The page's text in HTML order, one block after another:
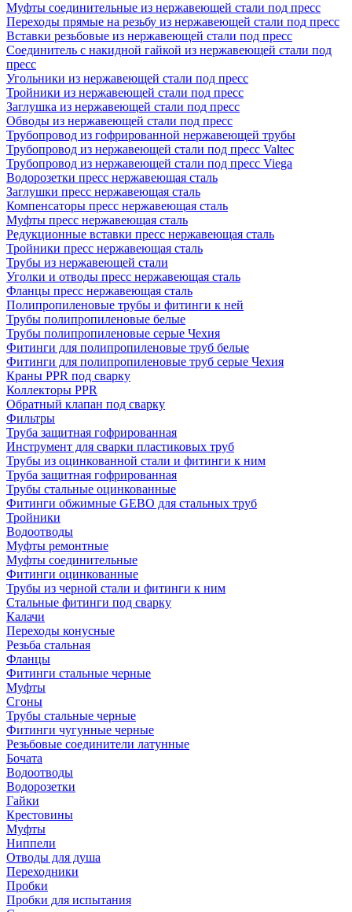
Муфты соединительные из нержавеющей стали под пресс
Переходы прямые на резьбу из нержавеющей стали под пресс
Вставки резьбовые из нержавеющей стали под пресс
Соединитель с накидной гайкой из нержавеющей стали под
пресс
Угольники из нержавеющей стали под пресс
Тройники из нержавеющей стали под пресс
Заглушка из нержавеющей стали под пресс
Обводы из нержавеющей стали под пресс
Трубопровод из гофрированной нержавеющей трубы
Трубопровод из нержавеющей стали под пресс Valtec
Трубопровод из нержавеющей стали под пресс Viega
Водорозетки пресс нержавеющая сталь
Заглушки пресс нержавеющая сталь
Компенсаторы пресс нержавеющая сталь
Муфты пресс нержавеющая сталь
Редукционные вставки пресс нержавеющая сталь
Тройники пресс нержавеющая сталь
Трубы из нержавеющей стали
Уголки и отводы пресс нержавеющая сталь
Фланцы пресс нержавеющая сталь
Полипропиленовые трубы и фитинги к ней
Трубы полипропиленовые белые
Трубы полипропиленовые серые Чехия
Фитинги для полипропиленовые труб белые
Фитинги для полипропиленовые труб серые Чехия
Краны PPR под сварку
Коллекторы PPR
Обратный клапан под сварку
Фильтры
Труба защитная гофрированная
Инструмент для сварки пластиковых труб
Трубы из оцинкованной стали и фитинги к ним
Труба защитная гофрированная
Трубы стальные оцинкованные
Фитинги обжимные GEBO для стальных труб
Тройники
Водоотводы
Муфты ремонтные
Муфты соединительные
Фитинги оцинкованные
Трубы из черной стали и фитинги к ним
Стальные фитинги под сварку
Калачи
Переходы конусные
Резьба стальная
Фланцы
Фитинги стальные черные
Муфты
Сгоны
Трубы стальные черные
Фитинги чугунные черные
Резьбовые соединители латунные
Бочата
Водоотводы
Водорозетки
Гайки
Крестовины
Муфты
Ниппели
Отводы для душа
Переходники
Пробки
Пробки для испытания